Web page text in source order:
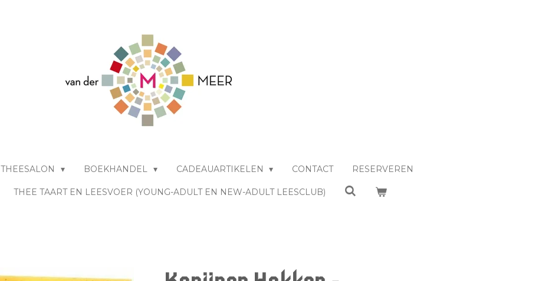
THEESALON BOEKHANDEL CADEAUARTIKELEN CONTACT RESERVEREN
THEE TAART EN LEESVOER (YOUNG-ADULT EN NEW-ADULT LEESCLUB)